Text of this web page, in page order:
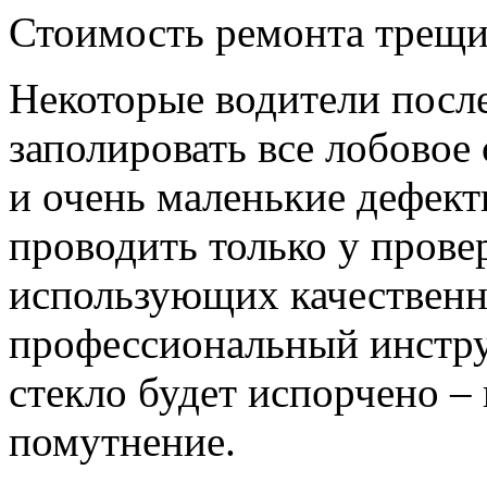
Стоимость ремонта
Некоторые водители
заполировать все
и очень маленькие
проводить только у
использующих
профессиональный
стекло будет испорчено
помутнение.